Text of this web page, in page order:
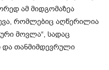
ამ მიდგომაზეა
რომლებიც აღწერილია
მოვლა“, სადაც
თანმიმდევრული